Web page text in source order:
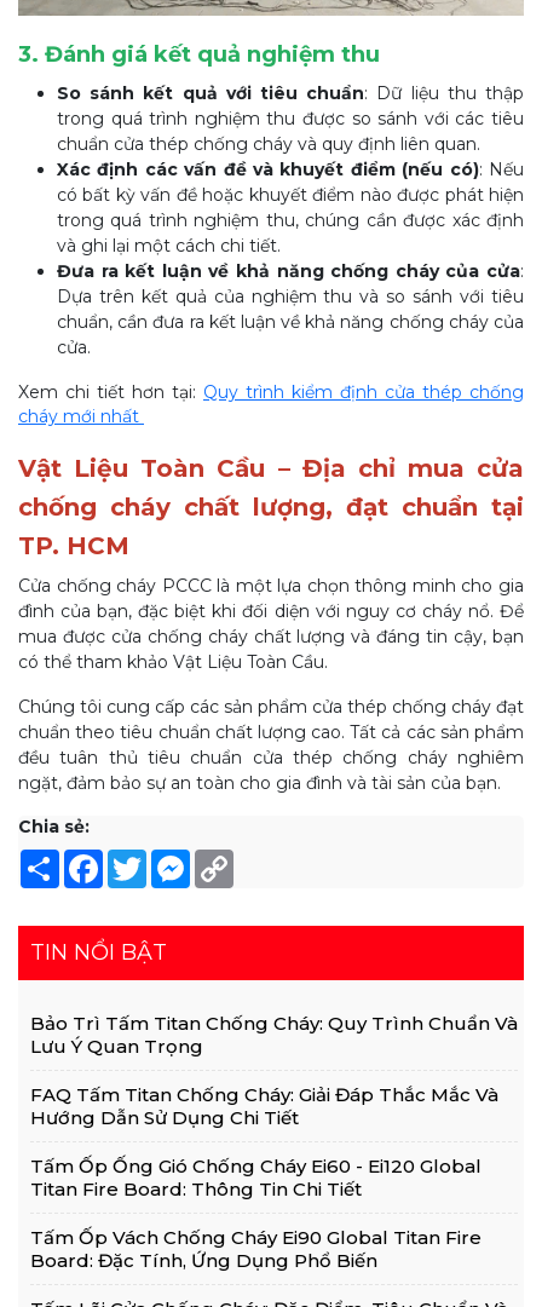
3. Đánh giá kết quả nghiệm thu
So sánh kết quả với tiêu chuẩn: Dữ liệu thu thập
trong quá trình nghiệm thu được so sánh với các tiêu
chuẩn cửa thép chống cháy và quy định liên quan.
Xác định các vấn đề và khuyết điểm (nếu có): Nếu
có bất kỳ vấn đề hoặc khuyết điểm nào được phát hiện
trong quá trình nghiệm thu, chúng cần được xác định
và ghi lại một cách chi tiết.
Đưa ra kết luận về khả năng chống cháy của cửa:
Dựa trên kết quả của nghiệm thu và so sánh với tiêu
chuẩn, cần đưa ra kết luận về khả năng chống cháy của
cửa.
Xem chi tiết hơn tại: Quy trình kiểm định cửa thép chống
cháy mới nhất
Vật Liệu Toàn Cầu – Địa chỉ mua cửa
chống cháy chất lượng, đạt chuẩn tại
TP. HCM
Cửa chống cháy PCCC là một lựa chọn thông minh cho gia
đình của bạn, đặc biệt khi đối diện với nguy cơ cháy nổ. Để
mua được cửa chống cháy chất lượng và đáng tin cậy, bạn
có thể tham khảo Vật Liệu Toàn Cầu.
Chúng tôi cung cấp các sản phẩm cửa thép chống cháy đạt
chuẩn theo tiêu chuẩn chất lượng cao. Tất cả các sản phẩm
đều tuân thủ tiêu chuẩn cửa thép chống cháy nghiêm
ngặt, đảm bảo sự an toàn cho gia đình và tài sản của bạn.
Chia sẻ:
Share Facebook
TwitterMessenger
TIN NỔI BẬT
Bảo Trì Tấm Titan Chống Cháy: Quy Trình Chuẩn Và
Lưu Ý Quan Trọng
FAQ Tấm Titan Chống Cháy: Giải Đáp Thắc Mắc Và
Hướng Dẫn Sử Dụng Chi Tiết
Tấm Ốp Ống Gió Chống Cháy Ei60 - Ei120 Global
Titan Fire Board: Thông Tin Chi Tiết
Tấm Ốp Vách Chống Cháy Ei90 Global Titan Fire
Board: Đặc Tính, Ứng Dụng Phổ Biến